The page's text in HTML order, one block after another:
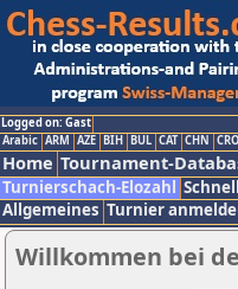
Logged on: Gast
Arabic ARM AZE BIH BUL CAT CHN CRO
Home Tournament-
Turnierschach-Elozahl
Allgemeines Turnier
Willkommen bei